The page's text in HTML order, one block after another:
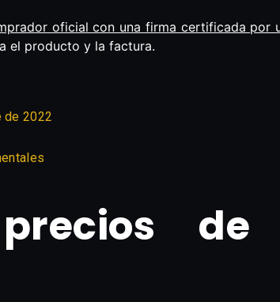
oficial con una firma certificada por
el producto y la factura.
de 2022
precios